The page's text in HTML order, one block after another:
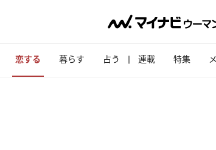
恋する 暮らす 占う 連載 特集